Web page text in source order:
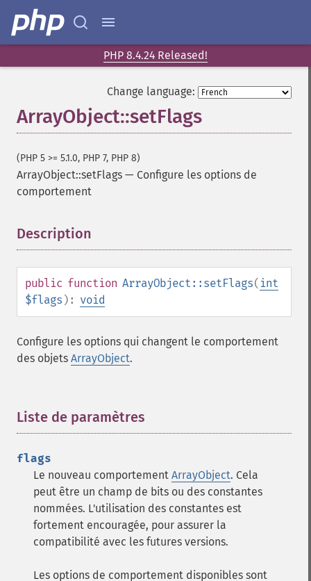
PHP 8.4.24 Released!
Change language:
ArrayObject::setFlags
(PHP 5 >= 5.1.0, PHP 7, PHP 8)
ArrayObject::setFlags — Configure les options de
comportement
Description
public function ArrayObject::setFlags( int
$flags ): void
Configure les options qui changent le comportement
des objets ArrayObject.
Liste de paramètres
flags
Le nouveau comportement ArrayObject. Cela
peut être un champ de bits ou des constantes
nommées. L'utilisation des constantes est
fortement encouragée, pour assurer la
compatibilité avec les futures versions.
Les options de comportement disponibles sont